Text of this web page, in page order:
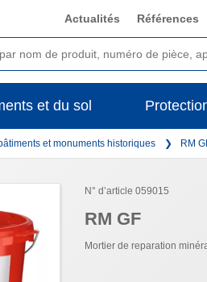
Actualités Références
et du sol
et monuments historiques RM
N° d’article 059015
RM GF
Mortier de reparation